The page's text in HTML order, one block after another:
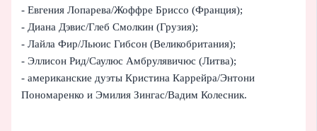
- Евгения Лопарева/Жоффре Бриссо (Франция);
- Диана Дэвис/Глеб Смолкин (Грузия);
- Лайла Фир/Льюис Гибсон (Великобритания);
- Эллисон Рид/Саулюс Амбрулявичюс (Литва);
- американские дуэты Кристина Каррейра/Энтони
Пономаренко и Эмилия Зингас/Вадим Колесник.